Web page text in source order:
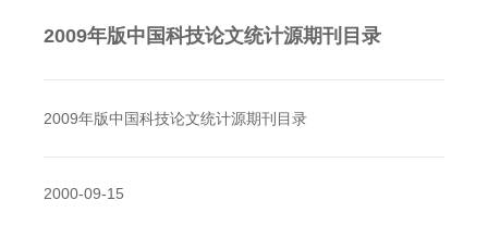
2009年版中国科技论文统计源期刊目录
2009年版中国科技论文统计源期刊目录
2000-09-15